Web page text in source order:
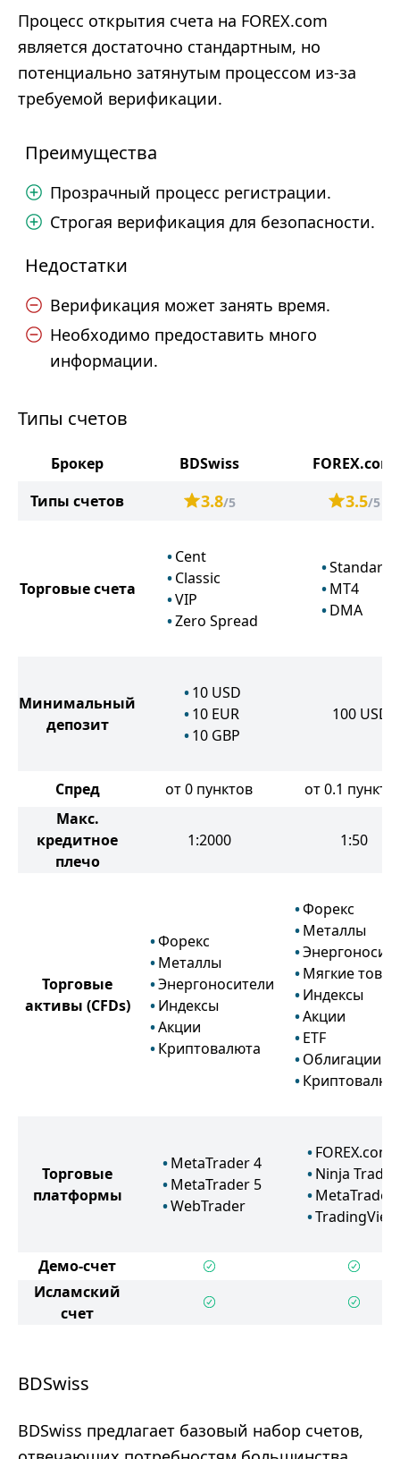
Процесс открытия счета на FOREX.com
является достаточно стандартным, но
потенциально затянутым процессом из-за
требуемой верификации.
Преимущества
Прозрачный процесс регистрации.
Строгая верификация для безопасности.
Недостатки
Верификация может занять время.
Необходимо предоставить много
информации.
Типы счетов
Брокер BDSwiss
FOREX.com
Типы счетов
3.8/5 3.5/5
Торговые счета
Cent
Classic
VIP
Zero Spread
Standard
MT4
DMA
Минимальный
депозит
10 USD
10 EUR
10 GBP
100 USD
Спред от 0 пунктов
от 0.1
Макс.
кредитное
плечо
1:2000 1:50
Торговые
активы (CFDs)
Форекс
Металлы
Энергоносители
Индексы
Акции
Криптовалюта
Форекс
Металлы
Мягкие
Индексы
Акции
ETF
Облигации
Торговые
платформы
MetaTrader 4
MetaTrader 5
WebTrader
FOREX.com
Ninja Trader
MetaTrader
TradingView
Демо-счет
Исламский
счет
BDSwiss
BDSwiss предлагает базовый набор счетов,